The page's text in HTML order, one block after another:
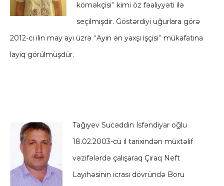
köməkçisi” kimi öz fəaliyyəti ilə
seçilmişdir. Göstərdiyi uğurlara görə
2012-ci ilin may ayı üzrə “Ayın ən yaxşı işçisi” mükafatına
layiq görülmüşdür.
Tağıyev Sucəddin İsfəndiyar oğlu
18.02.2003-cü il tarixindən müxtəlif
vəzifələrdə çalışaraq Çıraq Neft
Layihəsinin icrası dövründə Boru